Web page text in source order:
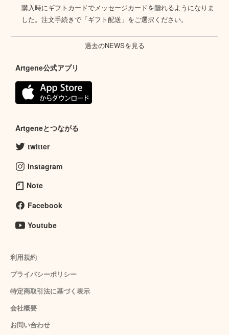
購入時にギフトカードでメッセージカードを贈れるようになりま
した。注文手続きで「ギフト配送」をご選択ください。
過去のNEWSを見る
Artgene公式アプリ
Artgeneとつながる
twitter
Instagram
Note
Facebook
Youtube
利用規約
プライバシーポリシー
特定商取引法に基づく表示
会社概要
お問い合わせ